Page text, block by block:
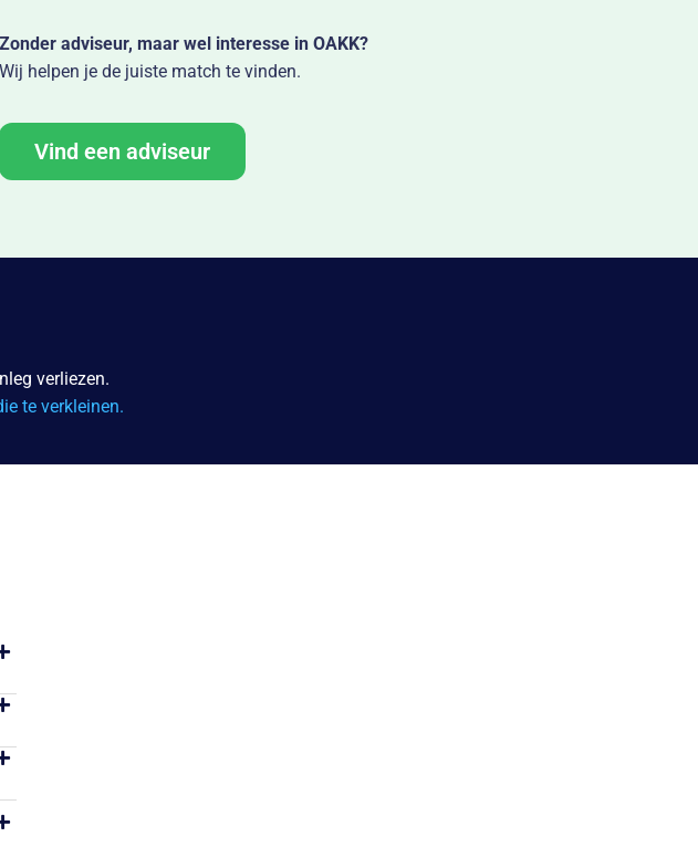
Zonder adviseur, maar wel interesse in OAKK?
Wij helpen je de juiste match te vinden.
Vind een adviseur
verliezen.
te verkleinen.